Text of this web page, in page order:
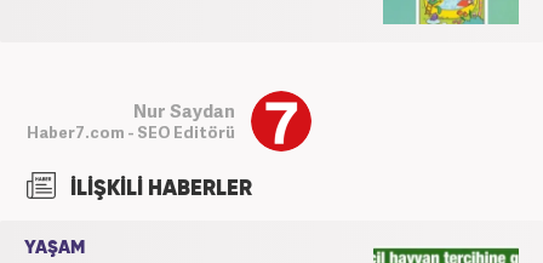
Nur Saydan
Haber7.com - SEO Editörü
İLİŞKİLİ HABERLER
YAŞAM